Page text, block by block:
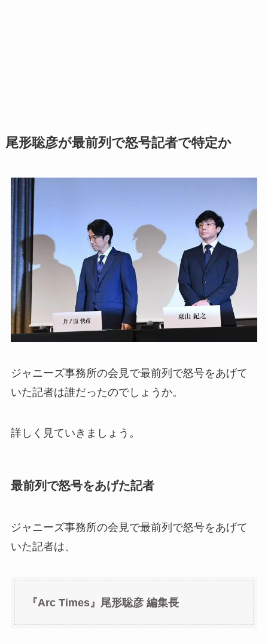
尾形聡彦が最前列で怒号記者で特定か
ジャニーズ事務所の会見で最前列で怒号をあげて
いた記者は誰だったのでしょうか。
詳しく見ていきましょう。
最前列で怒号をあげた記者
ジャニーズ事務所の会見で最前列で怒号をあげて
いた記者は、
『Arc Times』尾形聡彦 編集長